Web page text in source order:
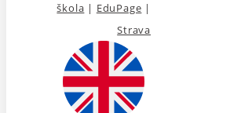
škola | EduPage |
Strava